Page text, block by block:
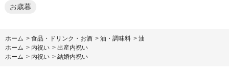
お歳暮
ホーム > 食品・ドリンク・お酒 > 油・調味料 > 油
ホーム > 内祝い > 出産内祝い
ホーム > 内祝い > 結婚内祝い